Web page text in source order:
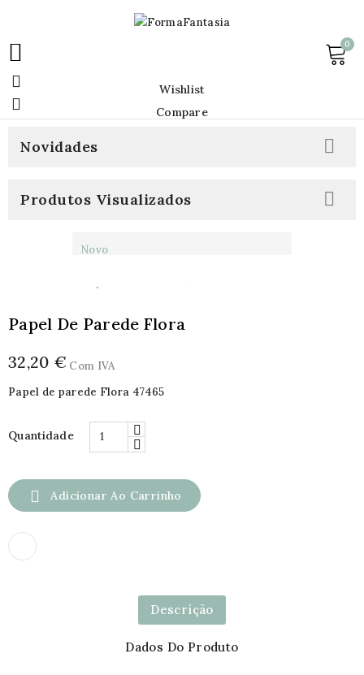
 0
 Wishlist
 Compare
Novidades 
Produtos Visualizados 
Novo
Papel De Parede Flora
32,20 € Com IVA
Papel de parede Flora 47465
Quantidade
 Adicionar Ao Carrinho
Descrição
Dados Do Produto